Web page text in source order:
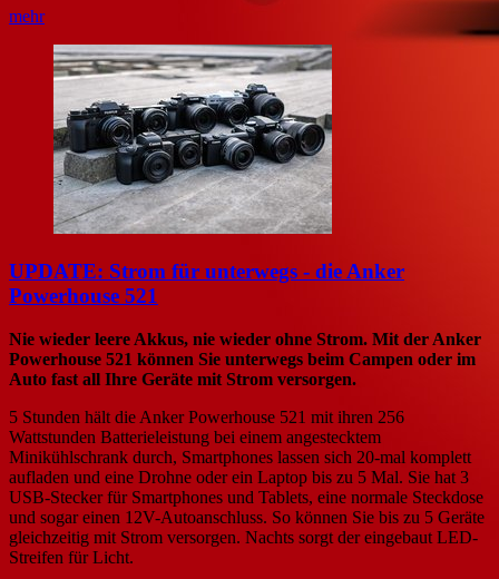
mehr
UPDATE: Strom für unterwegs - die Anker
Powerhouse 521
Nie wieder leere Akkus, nie wieder ohne Strom. Mit der Anker
Powerhouse 521 können Sie unterwegs beim Campen oder im
Auto fast all Ihre Geräte mit Strom versorgen.
5 Stunden hält die Anker Powerhouse 521 mit ihren 256
Wattstunden Batterieleistung bei einem angestecktem
Minikühlschrank durch, Smartphones lassen sich 20-mal komplett
aufladen und eine Drohne oder ein Laptop bis zu 5 Mal. Sie hat 3
USB-Stecker für Smartphones und Tablets, eine normale Steckdose
und sogar einen 12V-Autoanschluss. So können Sie bis zu 5 Geräte
gleichzeitig mit Strom versorgen. Nachts sorgt der eingebaut LED-
Streifen für Licht.